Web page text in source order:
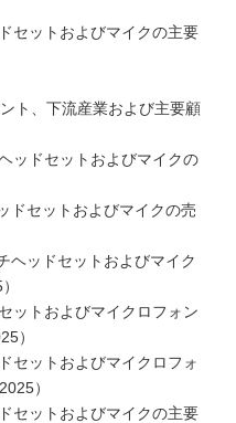
セットおよびマイクの主要
ト、下流産業および主要顧
ッドセットおよびマイクの
ドセットおよびマイクの売
ヘッドセットおよびマイク
ットおよびマイクロフォン
）
セットおよびマイクロフォ
）
セットおよびマイクの主要